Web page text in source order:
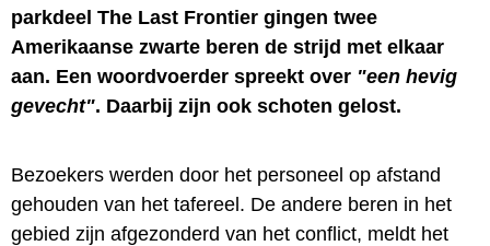
parkdeel The Last Frontier gingen twee
Amerikaanse zwarte beren de strijd met elkaar
aan. Een woordvoerder spreekt over "een hevig
gevecht". Daarbij zijn ook schoten gelost.
Bezoekers werden door het personeel op afstand
gehouden van het tafereel. De andere beren in het
gebied zijn afgezonderd van het conflict, meldt het